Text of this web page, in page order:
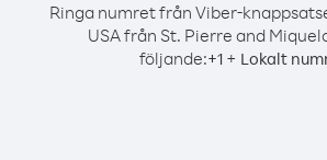
Ringa numret från Viber-
USA från St. Pierre and
följande:+1+ Lokalt